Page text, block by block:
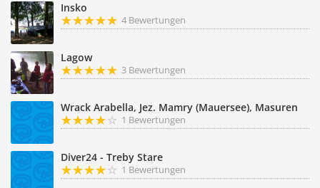
Insko
4 Bewertungen
Lagow
3 Bewertungen
Wrack Arabella, Jez. Mamry (Mauersee), Masuren
1 Bewertungen
Diver24 - Treby Stare
1 Bewertungen